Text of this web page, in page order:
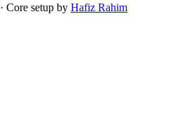
· Core setup by Hafiz Rahim